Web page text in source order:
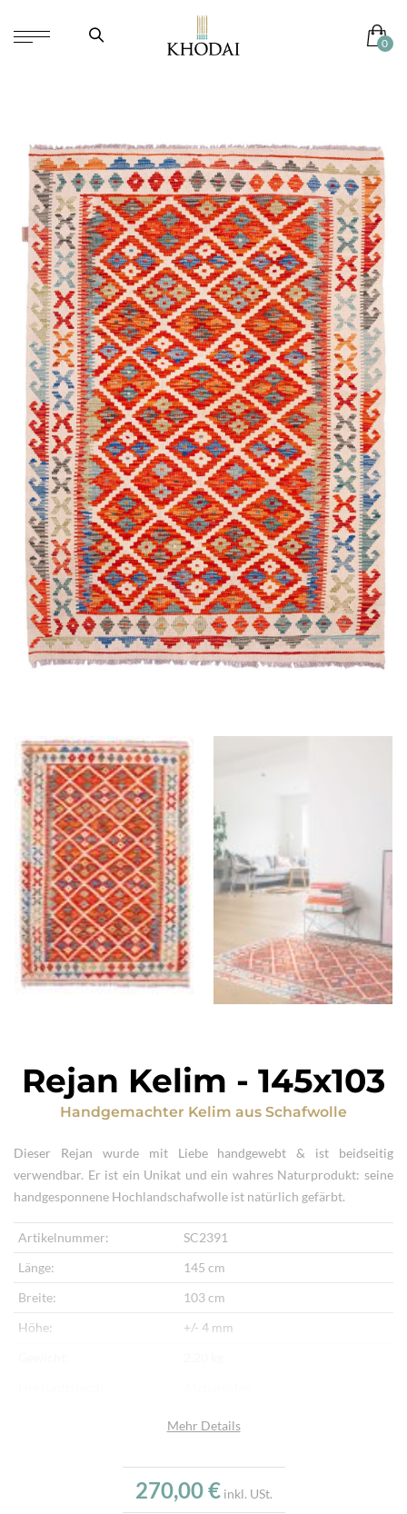
Rejan Kelim - 145x103
Handgemachter Kelim aus Schafwolle
Dieser Rejan wurde mit Liebe handgewebt & ist beidseitig
verwendbar. Er ist ein Unikat und ein wahres Naturprodukt: seine
handgesponnene Hochlandschafwolle ist natürlich gefärbt.
Artikelnummer:
SC2391
Länge:
145 cm
Breite:
103 cm
Höhe:
+/- 4 mm
Mehr Details
270,00 € inkl. USt.